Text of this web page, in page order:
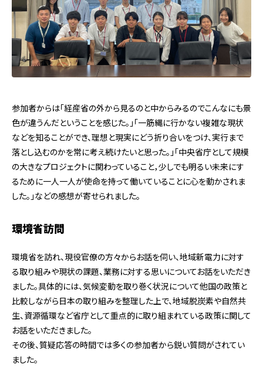
参加者からは「経産省の外から見るのと中からみるのでこんなにも景
色が違うんだということを感じた。」「一筋縄に行かない複雑な現状
などを知ることができ、理想と現実にどう折り合いをつけ、実行まで
落とし込むのかを常に考え続けたいと思った。」 「中央省庁として規模
の大きなプロジェクトに関わっていること，少しでも明るい未来にす
るために一人一人が使命を持って働いていることに心を動かされま
した。」などの感想が寄せられました。
環境省訪問
環境省を訪れ、現役官僚の方々からお話を伺い、地域新電力に対す
る取り組みや現状の課題、業務に対する思いについてお話をいただき
ました。具体的には、気候変動を取り巻く状況について他国の政策と
比較しながら日本の取り組みを整理した上で、地域脱炭素や自然共
生、資源循環など省庁として重点的に取り組まれている政策に関して
お話をいただきました。
その後、質疑応答の時間では多くの参加者から鋭い質問がされてい
ました。